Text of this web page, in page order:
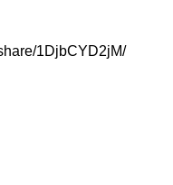
1DjbCYD2jM/